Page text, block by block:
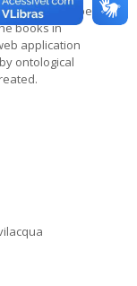
by an expert
books in
application
ontological